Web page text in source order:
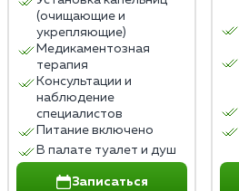
(очищающие и
укрепляющие)
Медикаментозная
терапия
Консультации и
наблюдение
специалистов
Питание включено
В палате туалет и душ
Записаться